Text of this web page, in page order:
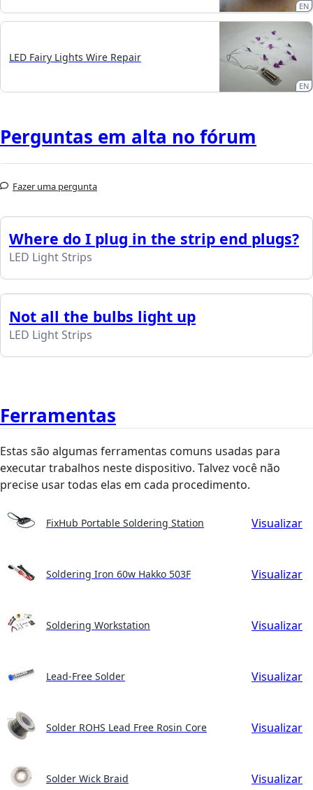
EN
LED Fairy Lights Wire Repair
EN
Perguntas em alta no fórum
Fazer uma pergunta
Where do I plug in the strip end plugs?
LED Light Strips
Not all the bulbs light up
LED Light Strips
Ferramentas
Estas são algumas ferramentas comuns usadas para
executar trabalhos neste dispositivo. Talvez você não
precise usar todas elas em cada procedimento.
FixHub Portable Soldering Station Visualizar
Soldering Iron 60w Hakko 503F Visualizar
Soldering Workstation Visualizar
Lead-Free Solder Visualizar
Solder ROHS Lead Free Rosin Core Visualizar
Solder Wick Braid Visualizar